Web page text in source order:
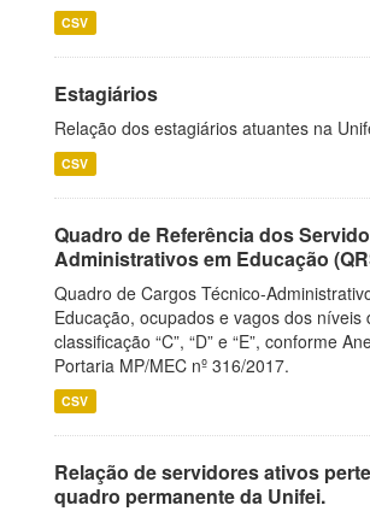
CSV
Estagiários
Relação dos estagiários atuantes na
CSV
Quadro de Referência dos
Administrativos em Educação
Quadro de Cargos Técnico-
Educação, ocupados e vagos dos níveis
classificação “C”, “D” e “E”, conforme
Portaria MP/MEC nº 316/2017.
CSV
Relação de servidores ativos
quadro permanente da Unifei.